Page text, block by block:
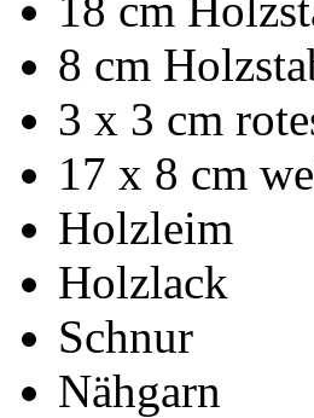
8 cm
3 x 3 cm
17 x 8 cm
Holzleim
Holzlack
Schnur
Nähgarn